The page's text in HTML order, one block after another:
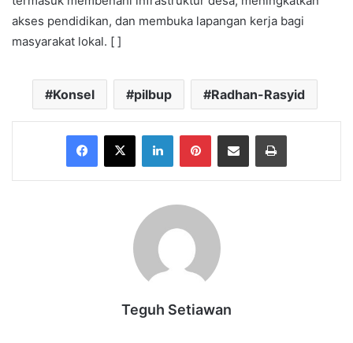
akses pendidikan, dan membuka lapangan kerja bagi
masyarakat lokal. [ ]
Konsel pilbup Radhan-Rasyid
Facebook
X LinkedInPinterestShare via Email Print
Teguh Setiawan